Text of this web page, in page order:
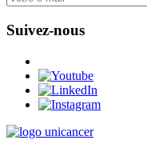
Suivez-nous